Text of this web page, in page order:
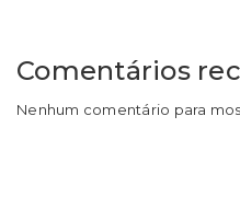
Comentários
Nenhum comentário para